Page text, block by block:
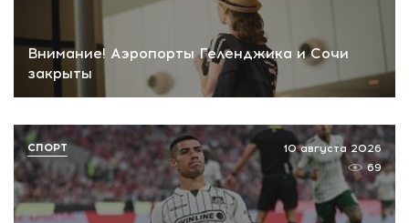
Внимание! Аэропорты Геленджика и Сочи
закрыты
10 августа 2026
69
СПОРТ